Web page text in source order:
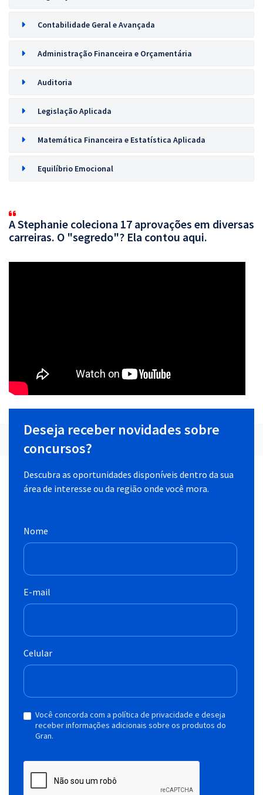
Contabilidade Geral e Avançada
Administração Financeira e Orçamentária
Auditoria
Legislação Aplicada
Matemática Financeira e Estatística Aplicada
Equilíbrio Emocional
A Stephanie coleciona 17 aprovações em diversas
carreiras. O "segredo"? Ela contou aqui.
Deseja receber novidades sobre
concursos?
Descubra as oportunidades disponíveis dentro da sua
área de interesse ou da região onde você mora.
Nome
E-mail
Celular
Você concorda com a política de privacidade e deseja
receber informações adicionais sobre os produtos do
Gran.